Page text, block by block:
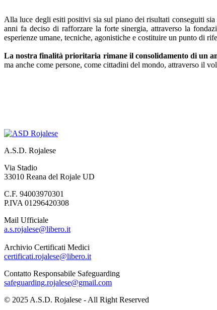
Alla luce degli esiti positivi sia sul piano dei risultati conseguiti
anni fa deciso di rafforzare la forte sinergia, attraverso la
esperienze umane, tecniche, agonistiche e costituire un punto di
La nostra finalità prioritaria rimane il consolidamento di un
ma anche come persone, come cittadini del mondo, attraverso il
A.S.D. Rojalese
Via Stadio
33010 Reana del Rojale UD
C.F. 94003970301
P.IVA 01296420308
Mail Ufficiale
a.s.rojalese@libero.it
Archivio Certificati Medici
certificati.rojalese@libero.it
Contatto Responsabile Safeguarding
safeguarding.rojalese@gmail.com
© 2025 A.S.D. Rojalese - All Right Reserved